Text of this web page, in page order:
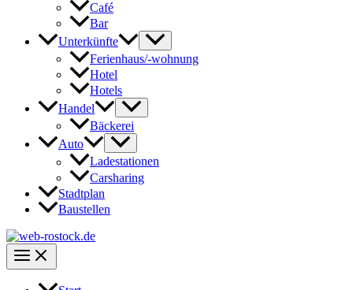
Café
Bar
Unterkünfte
Ferienhaus/-wohnung
Hotel
Hotels
Handel
Bäckerei
Auto
Ladestationen
Carsharing
Stadtplan
Baustellen